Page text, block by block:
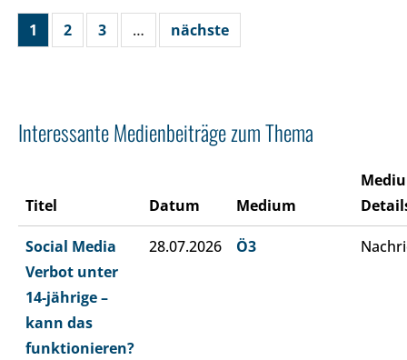
1 2 3 … nächste
Interessante Medienbeiträge zum Thema
Titel Datum Medium
Social Media
Verbot unter
14-jährige –
kann das
funktionieren?
28.07.2026 Ö3